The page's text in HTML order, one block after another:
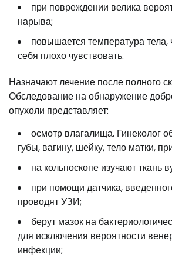
при повреждении велика
нарыва;
повышается температура тела,
себя плохо чувствовать.
Назначают лечение после полного
Обследование на обнаружение
опухоли представляет:
осмотр влагалища. Гинеколог
губы, вагину, шейку, тело матки,
на кольпоскопе изучают ткань
при помощи датчика,
проводят УЗИ;
берут мазок на
для исключения вероятности
инфекции;